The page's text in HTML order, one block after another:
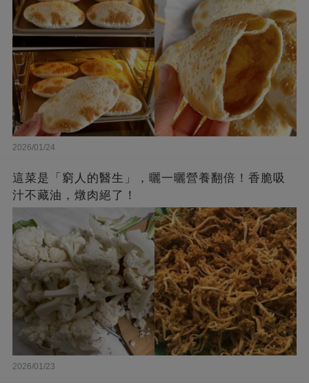
2026/01/24
這菜是「窮人的醫生」，曬一曬營養翻倍！香脆吸
汁不藏油，燉肉絕了！
2026/01/23